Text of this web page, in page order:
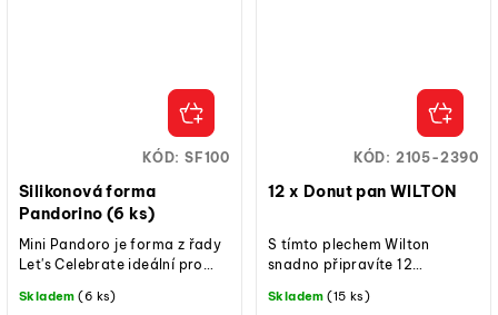
Silikonová forma
Pandorino (6 ks)
Skladem (6 ks)
Mini Pandoro je forma z řady
Let's Celebrate ideální pro
svátků. Forma umožňuje
KÓD: SF100
12 x Donut pan WILTON
Skladem (15 ks)
S tímto plechem Wilton
snadno připravíte 12
smažení, ušetřete kalorie a
KÓD: 2105-2390